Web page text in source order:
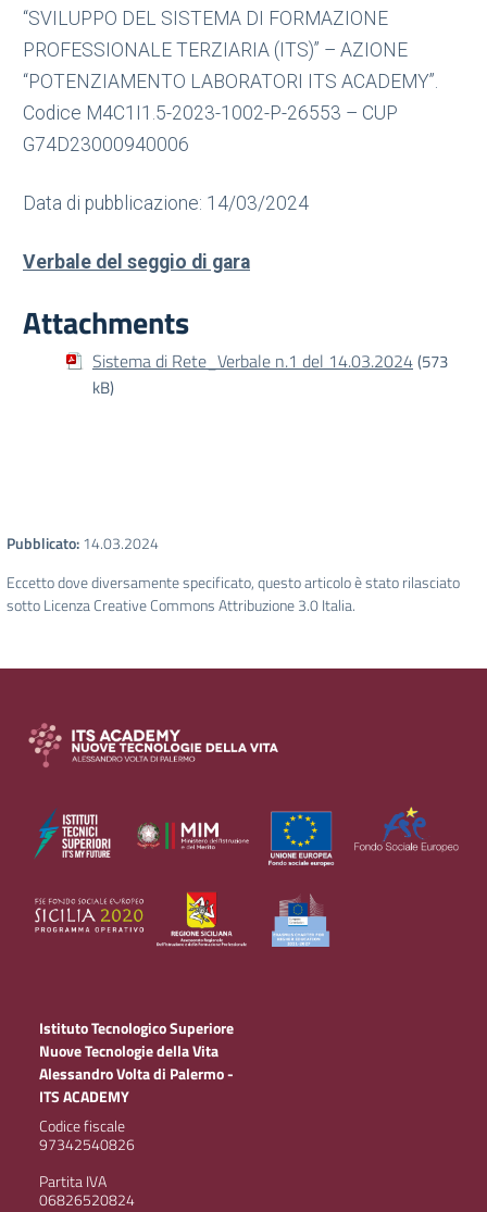
“SVILUPPO DEL SISTEMA DI FORMAZIONE
PROFESSIONALE TERZIARIA (ITS)” – AZIONE
“POTENZIAMENTO LABORATORI ITS ACADEMY”.
Codice M4C1I1.5-2023-1002-P-26553 – CUP
G74D23000940006
Data di pubblicazione: 14/03/2024
Verbale del seggio di gara
Attachments
Sistema di Rete_Verbale n.1 del 14.03.2024(573
kB)
Pubblicato:14.03.2024
Eccetto dove diversamente specificato, questo articolo è stato rilasciato
sotto Licenza Creative Commons Attribuzione 3.0 Italia.
Istituto Tecnologico Superiore
Nuove Tecnologie della Vita
Alessandro Volta di Palermo -
ITS ACADEMY
Codice fiscale
97342540826
Partita IVA
06826520824